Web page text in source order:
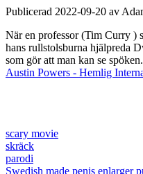
Publicerad 2022-09-20 av
När en professor (Tim Curry )
hans rullstolsburna hjälpreda
som gör att man kan se
Austin Powers - Hemlig
scary movie
skräck
parodi
Swedish made penis enlarger